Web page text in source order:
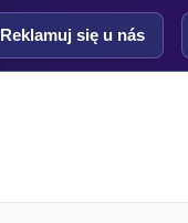
Reklamuj się u nás